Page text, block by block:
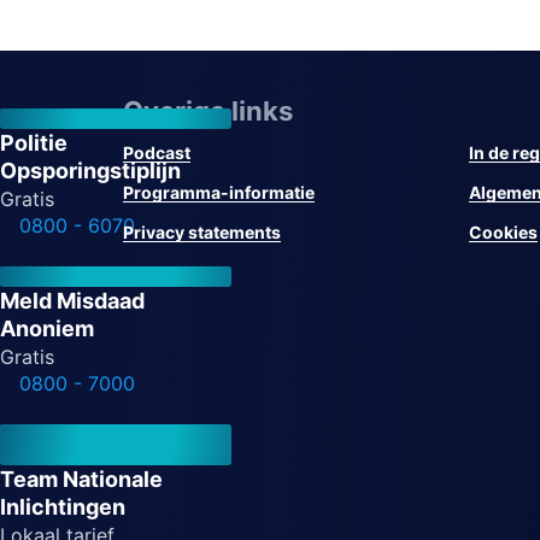
Politie
Opsporingstiplijn
Gratis
0800 - 6070
Meld Misdaad
Anoniem
Gratis
0800 - 7000
Team Nationale
Inlichtingen
Lokaal tarief
Overige links
Podcast
In de
Programma-informatie
Privacy statements
Cookies